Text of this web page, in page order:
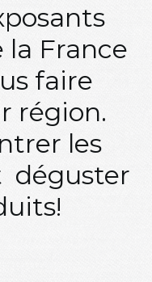
la France
faire
région.
les
déguster